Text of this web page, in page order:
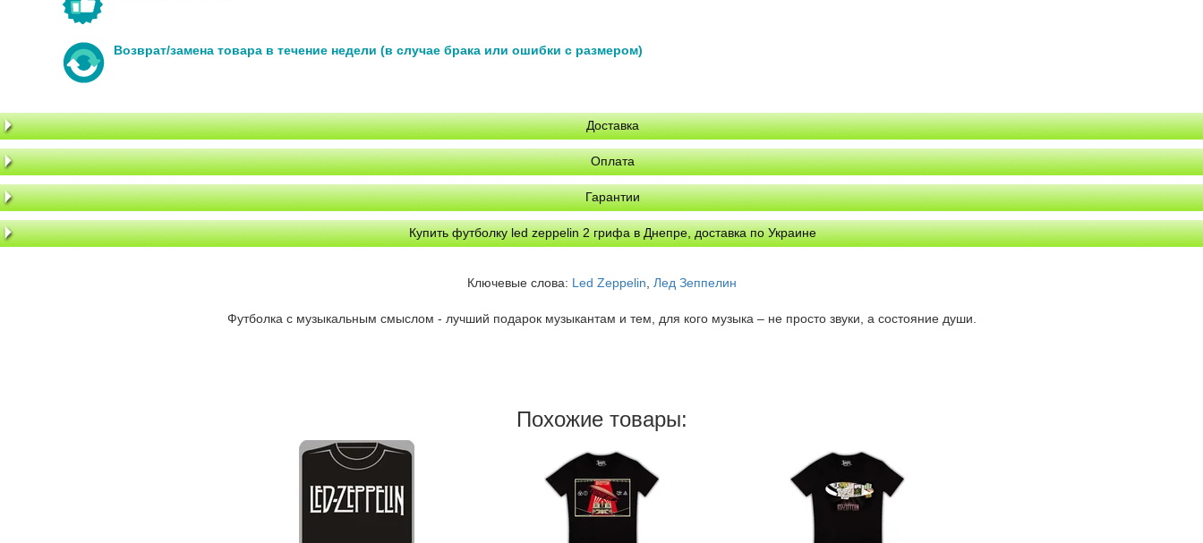
Возврат/замена товара в течение недели (в случае брака или ошибки с размером)
Доставка
Оплата
Гарантии
Купить футболку led zeppelin 2 грифа в Днепре, доставка по Украине
Ключевые слова: Led Zeppelin Лед Зеппелин
Футболка с музыкальным смыслом - лучший подарок музыкантам и тем, для кого музыка – не просто звуки, а состояние души.
Похожие товары: